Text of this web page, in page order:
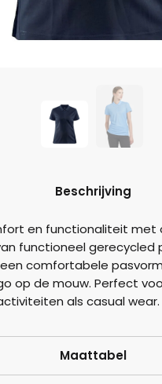
Beschrijving
en functionaliteit met
functioneel gerecycled
comfortabele
op de mouw. Perfect
als casual wear.
Maattabel